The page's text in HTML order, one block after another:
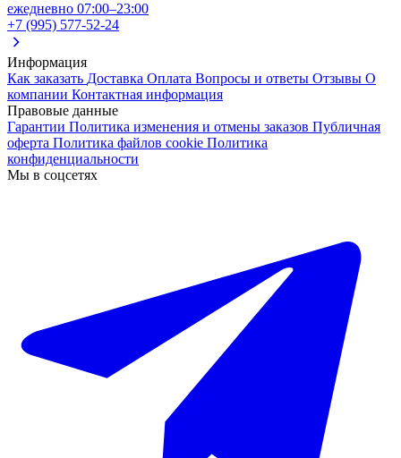
ежедневно 07:00–23:00
+7 (995) 577-52-24
Информация
Как заказать Доставка Оплата Вопросы и ответы Отзывы О
компании Контактная информация
Правовые данные
Гарантии Политика изменения и отмены заказов Публичная
оферта Политика файлов cookie Политика
конфиденциальности
Мы в соцсетях